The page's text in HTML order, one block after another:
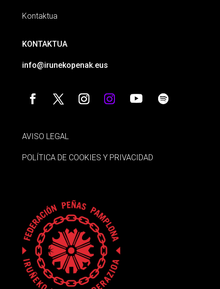
Kontaktua
KONTAKTUA
info@irunekopenak.eus
AVISO LEGAL
POLÍTICA DE COOKIES Y PRIVACIDAD